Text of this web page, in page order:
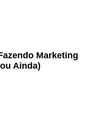
Marketing
Ainda)